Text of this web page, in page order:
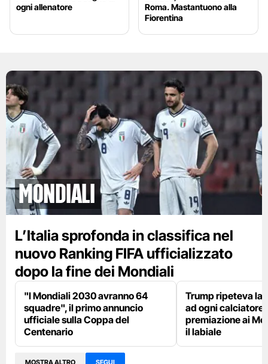
ogni allenatore
Roma. Mastantuono alla
Fiorentina
Mondiali
L’Italia sprofonda in classifica nel
nuovo Ranking FIFA ufficializzato
dopo la fine dei Mondiali
"I Mondiali 2030 avranno 64
squadre", il primo annuncio
ufficiale sulla Coppa del
Centenario
Trump ripeteva la
ad ogni calciatore
premiazione ai
il labiale
MOSTRA ALTRO SEGUI